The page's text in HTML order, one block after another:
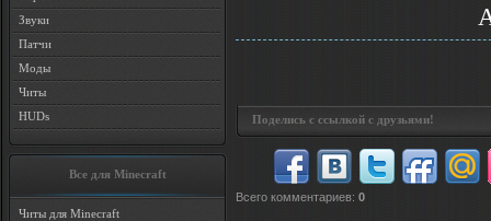
Звуки
Патчи
Моды
Читы
HUDs
Все для Minecraft
Читы для Minecraft
Поделись с ссылкой с друзьями!
Всего комментариев: 0